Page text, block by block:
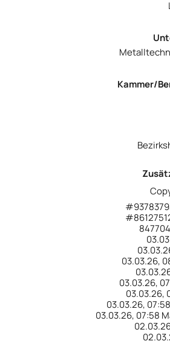
Kammer/
03.03.26,
03.03.26,
03.03.26,
03.03.26,
03.03.26, 07:58